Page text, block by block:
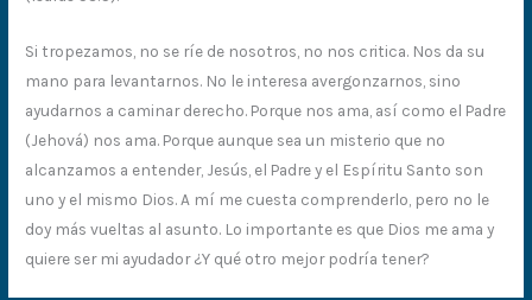
Si tropezamos, no se ríe de nosotros, no nos critica. Nos da su
mano para levantarnos. No le interesa avergonzarnos, sino
ayudarnos a caminar derecho. Porque nos ama, así como el Padre
(Jehová) nos ama. Porque aunque sea un misterio que no
alcanzamos a entender, Jesús, el Padre y el Espíritu Santo son
uno y el mismo Dios. A mí me cuesta comprenderlo, pero no le
doy más vueltas al asunto. Lo importante es que Dios me ama y
quiere ser mi ayudador ¿Y qué otro mejor podría tener?